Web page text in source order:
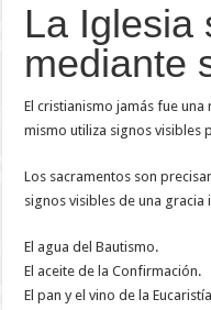
La Iglesia
mediante
El cristianismo jamás fue
mismo utiliza signos visibles
Los sacramentos son
signos visibles de una gracia
El agua del Bautismo.
El aceite de la Confirmación.
El pan y el vino de la